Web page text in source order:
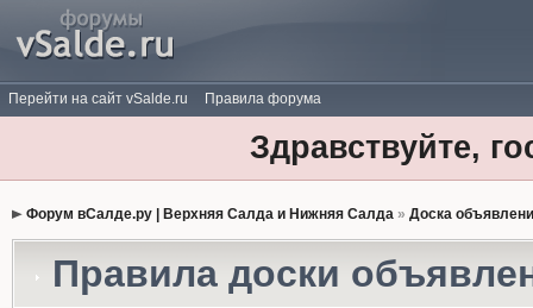
Перейти на сайт vSalde.ru Правила форума
Здравствуйте,
Форум вСалде.ру | Верхняя Салда и Нижняя Салда» Доска
Правила доски